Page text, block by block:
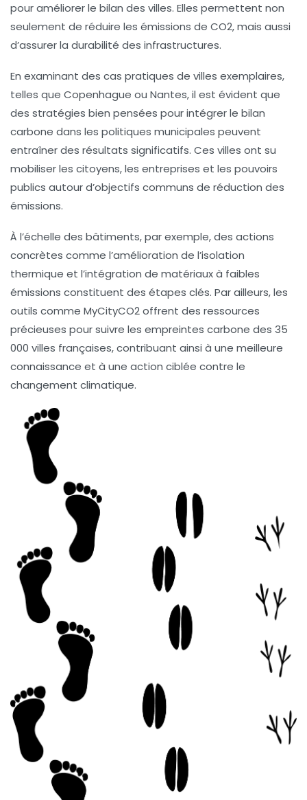
pour améliorer le bilan des villes. Elles permettent non
seulement de réduire les émissions de CO2, mais aussi
d’assurer la durabilité des infrastructures.
En examinant des cas pratiques de villes exemplaires,
telles que Copenhague ou Nantes, il est évident que
des stratégies bien pensées pour intégrer le bilan
carbone dans les politiques municipales peuvent
entraîner des résultats significatifs. Ces villes ont su
mobiliser les citoyens, les entreprises et les pouvoirs
publics autour d’objectifs communs de réduction des
émissions.
À l’échelle des bâtiments, par exemple, des actions
concrètes comme l’amélioration de l’isolation
thermique et l’intégration de matériaux à faibles
émissions constituent des étapes clés. Par ailleurs, les
outils comme MyCityCO2offrent des ressources
précieuses pour suivre les empreintes carbone des 35
000 villes françaises, contribuant ainsi à une meilleure
connaissance et à une action ciblée contre le
changement climatique.